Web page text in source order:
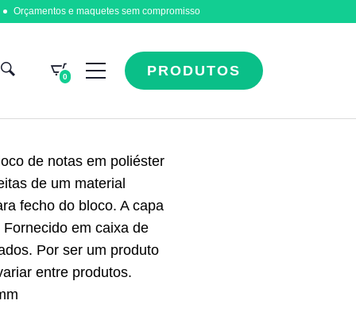
Orçamentos e maquetes sem compromisso
0 PRODUTOS
de notas em poliéster
de um material
fecho do bloco. A capa
em caixa de
Por ser um produto
entre produtos.